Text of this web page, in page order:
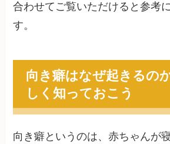
合わせてご覧いただけると参考
す。
向き癖はなぜ起きるの
しく知っておこう
向き癖というのは、赤ちゃんが